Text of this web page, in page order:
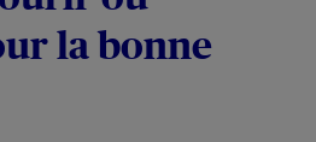
la bonne